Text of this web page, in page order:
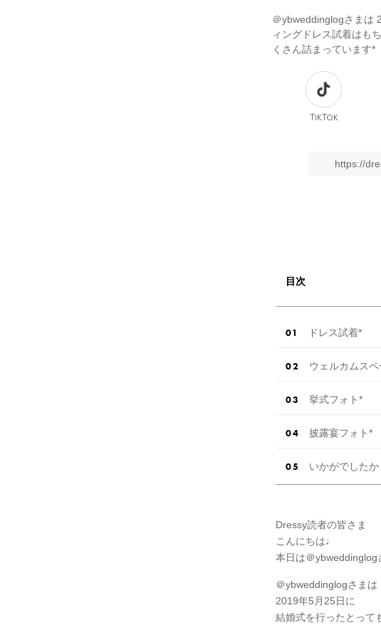
＠ybweddinglogさまは
ィングドレス試着はも
くさん詰まっています*
TikTok
https://
目次
ドレス試着*
ウェルカムスペ
挙式フォト*
披露宴フォト*
いかがでしたか
Dressy読者の皆さま
こんにちは♩
本日は＠
＠ybweddinglogさまは
2019年5月25日に
結婚式を行ったとって